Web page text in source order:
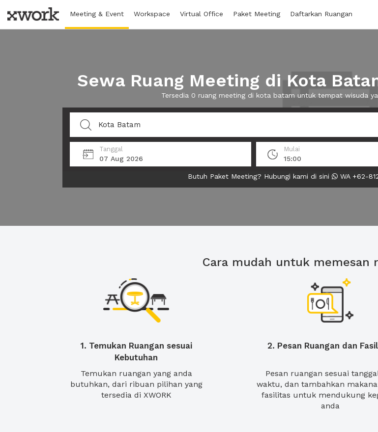
Meeting & Event Workspace Virtual Office Paket Meeting Daftarkan Ruangan
Sewa Ruang Meeting di Kota
Tersedia 0 ruang meeting di kota batam untuk tempat wisuda
Tanggal
07 Aug 2026
Mulai
15:00
Butuh Paket Meeting? Hubungi kami di sini WA +62-
Cara mudah untuk memesan
1. Temukan Ruangan sesuai
Kebutuhan
Temukan ruangan yang anda
butuhkan, dari ribuan pilihan yang
tersedia di XWORK
2. Pesan Ruangan dan
Pesan ruangan sesuai
waktu, dan tambahkan
fasilitas untuk mendukung
anda